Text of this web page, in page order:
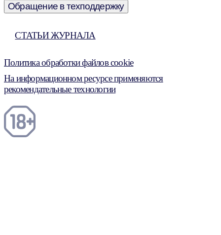
Обращение в техподдержку
СТАТЬИ ЖУРНАЛА
Политика обработки файлов cookie
На информационном ресурсе применяются
рекомендательные технологии